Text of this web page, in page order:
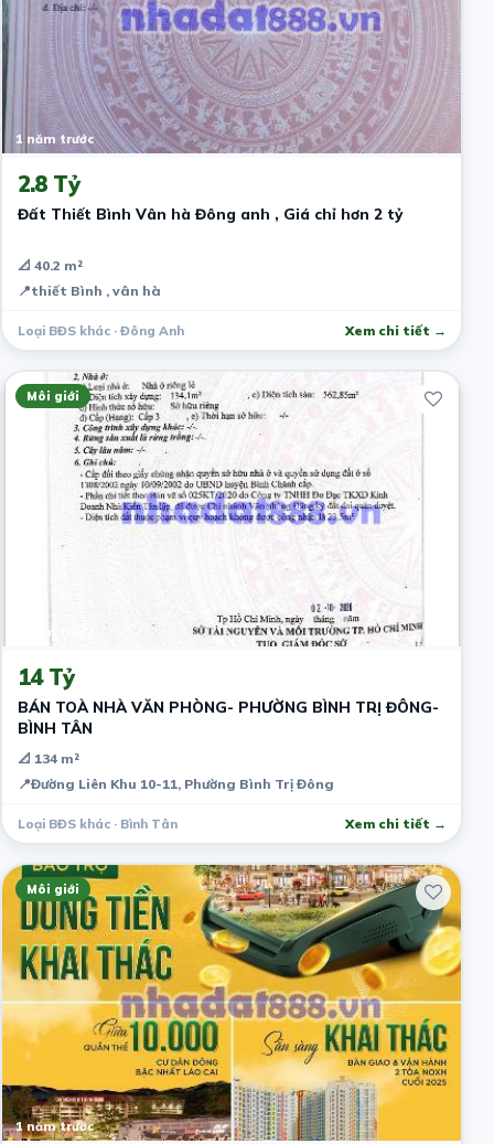
1 năm trước
2.8 Tỷ
Đất Thiết Bình Vân hà Đông anh , Giá chỉ hơn 2 tỷ
📐 40.2 m²
📍thiết Bình , vân hà
Loại BĐS khác · Đông Anh Xem chi tiết →
Môi giới
1 năm trước
14 Tỷ
BÁN TOÀ NHÀ VĂN PHÒNG- PHƯỜNG BÌNH TRỊ ĐÔNG-
BÌNH TÂN
📐 134 m²
📍Đường Liên Khu 10-11, Phường Bình Trị Đông
Loại BĐS khác · Bình Tân Xem chi tiết →
Môi giới
1 năm trước